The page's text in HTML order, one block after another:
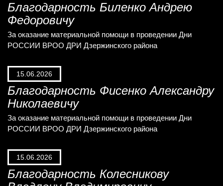
Благодарность Биленко Андрею
Федоровичу
За оказание материальной помощи в проведении Дни
РОССИИ ВРОО ДРИ Дзержинского района
15.06.2026
Благодарность Фисенко Александру
Николаевичу
За оказание материальной помощи в проведении Дни
РОССИИ ВРОО ДРИ Дзержинского района
15.06.2026
Благодарность Колесникову